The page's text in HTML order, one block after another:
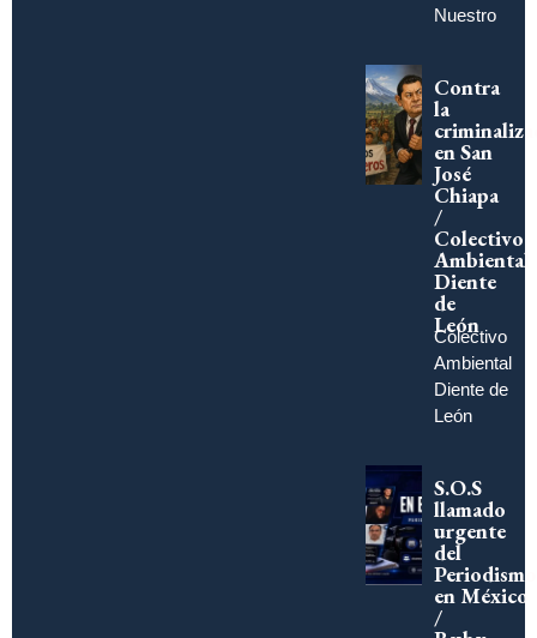
Nuestro
Contra
la
en San
José
Chiapa
/
Colectivo
Ambiental
Diente
de
León
Colectivo
Ambiental
Diente de
León
S.O.S
llamado
urgente
del
Periodismo
en México
/